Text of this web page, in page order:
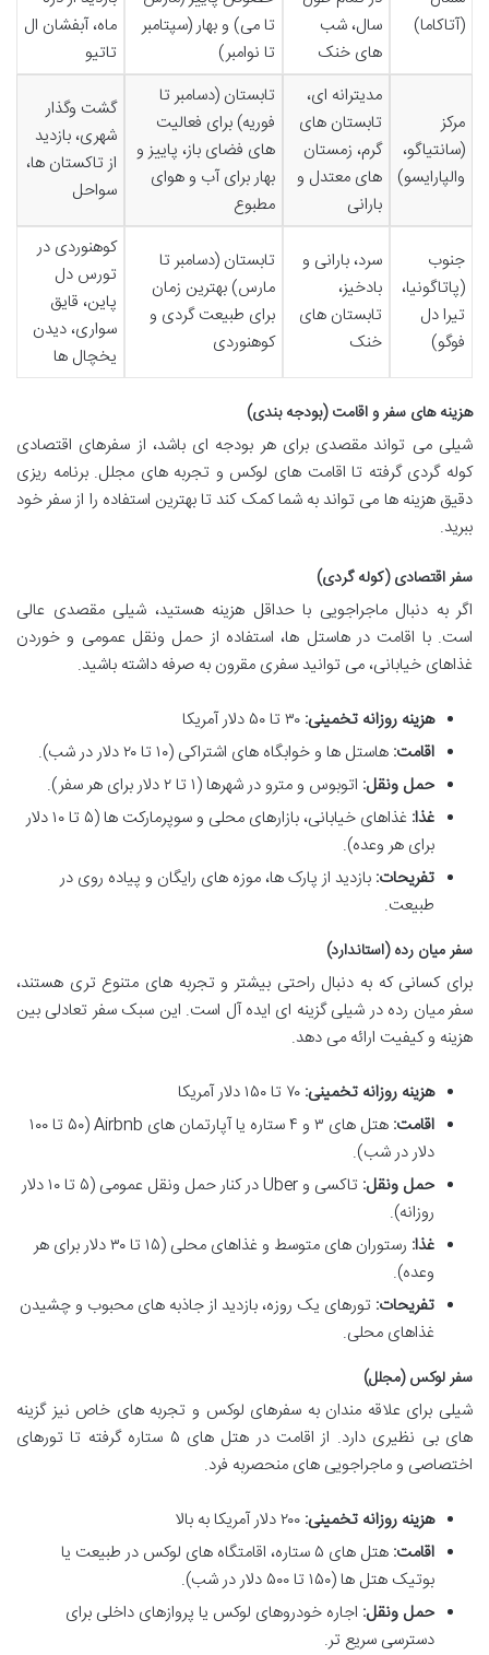
(آتاکاما)
سال، شب
های خنک
تا می) و بهار (سپتامبر
تا نوامبر)
ماه، آبفشان ال
تاتیو
مرکز
(سانتیاگو،
والپارایسو)
مدیترانه ای،
تابستان های
گرم، زمستان
های معتدل و
بارانی
تابستان (دسامبر تا
فوریه) برای فعالیت
های فضای باز، پاییز و
بهار برای آب و هوای
مطبوع
گشت وگذار
شهری، بازدید
از تاکستان ها،
سواحل
جنوب
(پاتاگونیا،
تیرا دل
فوگو)
سرد، بارانی و
بادخیز،
تابستان های
خنک
تابستان (دسامبر تا
مارس) بهترین زمان
برای طبیعت گردی و
کوهنوردی
کوهنوردی در
تورس دل
پاین، قایق
سواری، دیدن
یخچال ها
هزینه های سفر و اقامت (بودجه بندی)
شیلی می تواند مقصدی برای هر بودجه ای باشد، از سفرهای اقتصادی
کوله گردی گرفته تا اقامت های لوکس و تجربه های مجلل. برنامه ریزی
دقیق هزینه ها می تواند به شما کمک کند تا بهترین استفاده را از سفر خود
ببرید.
سفر اقتصادی (کوله گردی)
اگر به دنبال ماجراجویی با حداقل هزینه هستید، شیلی مقصدی عالی
است. با اقامت در هاستل ها، استفاده از حمل ونقل عمومی و خوردن
غذاهای خیابانی، می توانید سفری مقرون به صرفه داشته باشید.
هزینه روزانه تخمینی:
اقامت: هاستل ها و خوابگاه های اشتراکی (۱۰ تا ۲۰ دلار در شب).
حمل ونقل: اتوبوس و مترو در شهرها (۱ تا ۲ دلار برای هر سفر).
غذا:
غذاهای خیابانی، بازارهای محلی و سوپرمارکت ها (۵ تا ۱۰ دلار
برای هر وعده).
تفریحات: بازدید از پارک ها، موزه های رایگان و پیاده روی در
طبیعت.
سفر میان رده (استاندارد)
برای کسانی که به دنبال راحتی بیشتر و تجربه های متنوع تری هستند،
سفر میان رده در شیلی گزینه ای ایده آل است. این سبک سفر تعادلی بین
هزینه و کیفیت ارائه می دهد.
هزینه روزانه تخمینی:
اقامت:
هتل های ۳ و ۴ ستاره یا آپارتمان های Airbnb (۵۰ تا ۱۰۰
دلار در شب).
حمل ونقل:
تاکسی و Uber در کنار حمل ونقل عمومی (۵ تا ۱۰ دلار
روزانه).
غذا:
رستوران های متوسط و غذاهای محلی (۱۵ تا ۳۰ دلار برای هر
وعده).
تفریحات: تورهای یک روزه، بازدید از جاذبه های محبوب و چشیدن
غذاهای محلی.
سفر لوکس (مجلل)
شیلی برای علاقه مندان به سفرهای لوکس و تجربه های خاص نیز گزینه
های بی نظیری دارد. از اقامت در هتل های ۵ ستاره گرفته تا تورهای
اختصاصی و ماجراجویی های منحصربه فرد.
هزینه روزانه تخمینی:
اقامت:
هتل های ۵ ستاره، اقامتگاه های لوکس در طبیعت یا
بوتیک هتل ها (۱۵۰ تا ۵۰۰ دلار در شب).
حمل ونقل: اجاره خودروهای لوکس یا پروازهای داخلی برای
دسترسی سریع تر.